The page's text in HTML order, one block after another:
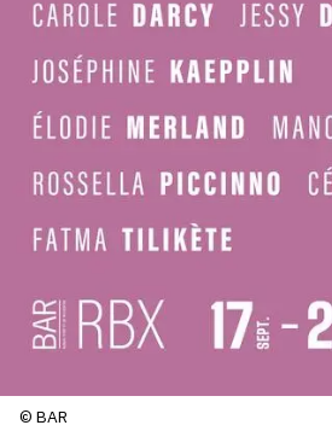
SERVICES
CRÉER SON
ABONNEMENTS DÉDIÉS
CRÉER SON SITE
CRÉER SON
DEVENIR
© BAR